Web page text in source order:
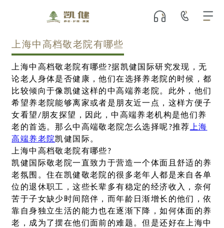
上海中高档敬老院有哪些
上海中高档敬老院有哪些?据凯健国际研究发现，无
论老人身体是否健康，他们在选择养老院的时候，都
比较倾向于像凯健这样的中高端养老院。此外，他们
希望养老院能够离家或者是朋友近一点，这样方便子
女看望/朋友探望，因此，中高端养老机构是他们养
老的首选。那么中高端敬老院怎么选择呢?推荐上海
高端养老院凯健国际。
上海中高档敬老院有哪些?
凯健国际敬老院一直致力于营造一个体面且舒适的养
老氛围。住在凯健敬老院的很多老年人都是来自各单
位的退休职工，这些长辈多有稳定的经济收入，奈何
苦于子女缺少时间陪伴，而年龄日渐增长的他们，依
靠自身独立生活的能力也在逐渐下降，如何体面的养
老，成为了摆在他们面前的难题。但是还好在上海中